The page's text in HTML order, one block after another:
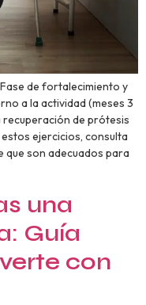
de fortalecimiento y
a la actividad (meses 3
de prótesis
ejercicios, consulta
son adecuados para
una
Guía
con